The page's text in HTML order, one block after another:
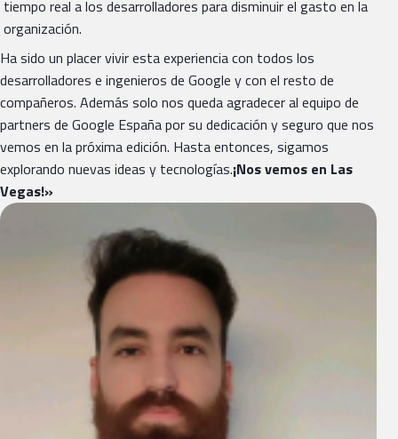
tiempo real a los desarrolladores para disminuir el gasto en la
organización.
Ha sido un placer vivir esta experiencia con todos los
desarrolladores e ingenieros de Google y con el resto de
compañeros. Además solo nos queda agradecer al equipo de
partners de Google España por su dedicación y seguro que nos
vemos en la próxima edición. Hasta entonces, sigamos
explorando nuevas ideas y tecnologías.¡Nos vemos en Las
Vegas!»